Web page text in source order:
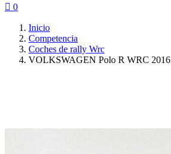
 0
Inicio
Competencia
Coches de rally Wrc
VOLKSWAGEN Polo R WRC 2016